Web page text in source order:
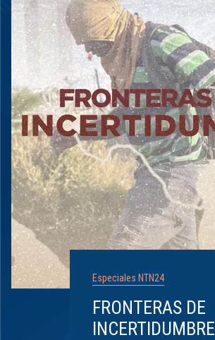
Especiales NTN24
FRONTERAS DE
INCERTIDUMBRE